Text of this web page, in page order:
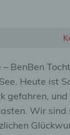
BenBen
Heute ist
gefahren,
Wir sind